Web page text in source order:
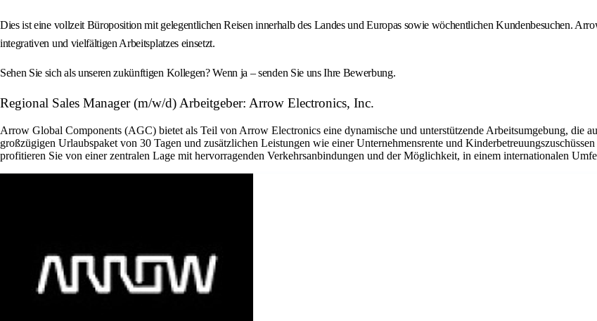
Dies ist eine vollzeit Büroposition mit gelegentlichen Reisen innerhalb des Landes und Europas sowie wöchentlichen Kundenbesuchen.
integrativen und vielfältigen Arbeitsplatzes einsetzt.
Sehen Sie sich als unseren zukünftigen Kollegen? Wenn ja – senden Sie uns Ihre Bewerbung.
Regional Sales Manager (m/w/d) Arbeitgeber: Arrow Electronics, Inc.
Arrow Global Components (AGC) bietet als Teil von Arrow Electronics eine dynamische und unterstützende Arbeitsumgebung, die
großzügigen Urlaubspaket von 30 Tagen und zusätzlichen Leistungen wie einer Unternehmensrente und
profitieren Sie von einer zentralen Lage mit hervorragenden Verkehrsanbindungen und der Möglichkeit, in einem internationalen